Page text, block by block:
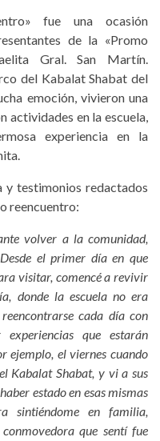
fue una ocasión
de la «Promo
Gral. San Martín.
del Kabalat Shabat del
emoción, vivieron una
actividades en la escuela,
experiencia en la
y testimonios redactados
reencuentro:
volver a la comunidad,
el primer día en que
visitar, comencé a revivir
donde la escuela no era
cada día con
que estarán
ejemplo, el viernes cuando
Kabalat Shabat, y vi a sus
estado en esas mismas
sintiéndome en familia,
que sentí fue